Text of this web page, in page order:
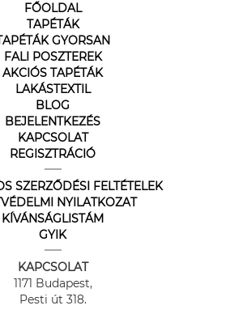
FŐOLDAL
TAPÉTÁK
GYORSAN
FALI POSZTEREK
AKCIÓS TAPÉTÁK
LAKÁSTEXTIL
BLOG
BEJELENTKEZÉS
KAPCSOLAT
REGISZTRÁCIÓ
SZERZŐDÉSI FELTÉTELEK
NYILATKOZAT
KÍVÁNSÁGLISTÁM
GYIK
KAPCSOLAT
1171 Budapest,
Pesti út 318.